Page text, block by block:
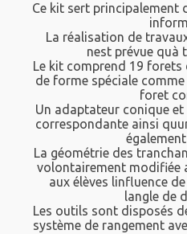
Ce kit sert principalement
La réalisation de
nest prévue quà
Le kit comprend 19
de forme spéciale
foret
Un adaptateur conique
correspondante ainsi
La géométrie des
volontairement modifiée
aux élèves linfluence
langle de
Les outils sont disposés
système de rangement